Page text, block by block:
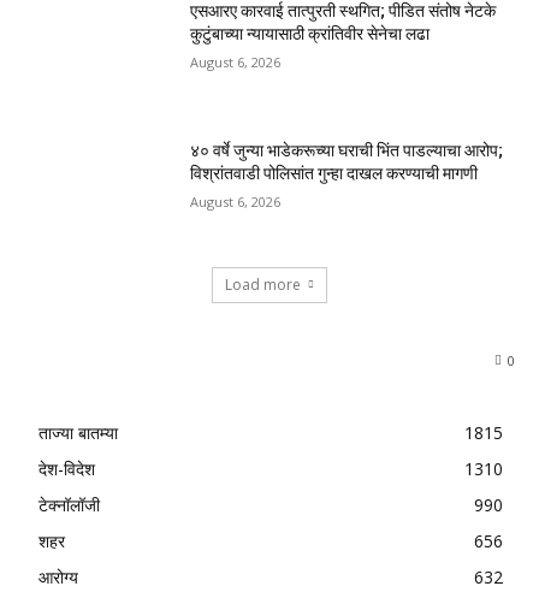
एसआरए कारवाई तात्पुरती स्थगित; पीडित संतोष नेटके
कुटुंबाच्या न्यायासाठी क्रांतिवीर सेनेचा लढा
August 6, 2026
४० वर्षे जुन्या भाडेकरूच्या घराची भिंत पाडल्याचा आरोप;
विश्रांतवाडी पोलिसांत गुन्हा दाखल करण्याची मागणी
August 6, 2026
Load more
0
ताज्या बातम्या
1815
देश-विदेश
1310
टेक्नॉलॉजी
990
शहर
656
आरोग्य
632